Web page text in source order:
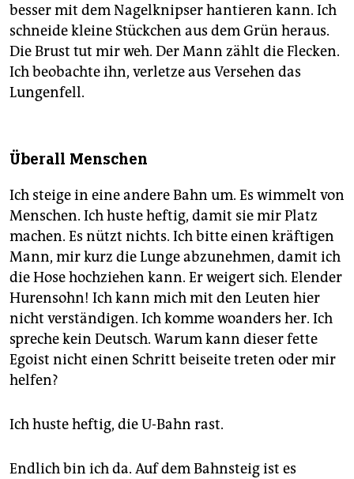
besser mit dem Nagelknipser hantieren kann. Ich
schneide kleine Stückchen aus dem Grün heraus.
Die Brust tut mir weh. Der Mann zählt die Flecken.
Ich beobachte ihn, verletze aus Versehen das
Lungenfell.
Überall Menschen
Ich steige in eine andere Bahn um. Es wimmelt von
Menschen. Ich huste heftig, damit sie mir Platz
machen. Es nützt nichts. Ich bitte einen kräftigen
Mann, mir kurz die Lunge abzunehmen, damit ich
die Hose hochziehen kann. Er weigert sich. Elender
Hurensohn! Ich kann mich mit den Leuten hier
nicht verständigen. Ich komme woanders her. Ich
spreche kein Deutsch. Warum kann dieser fette
Egoist nicht einen Schritt beiseite treten oder mir
helfen?
Ich huste heftig, die U-Bahn rast.
Endlich bin ich da. Auf dem Bahnsteig ist es